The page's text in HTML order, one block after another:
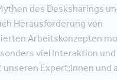
des Desksharings
Herausforderung von
Arbeitskonzepten
viel Interaktion und
Expert:innen und